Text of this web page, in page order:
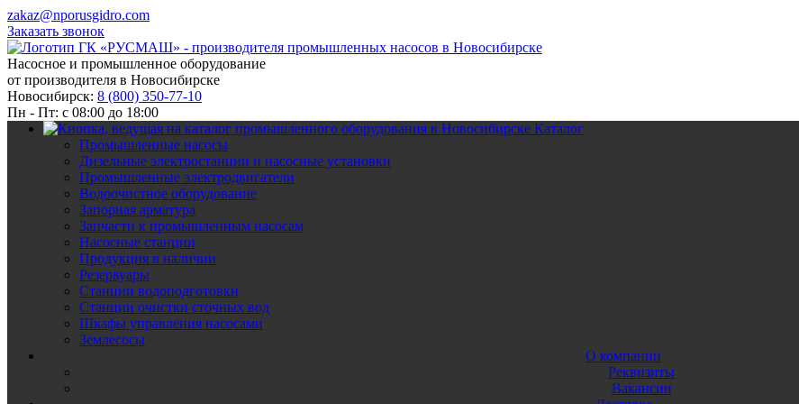
zakaz@nporusgidro.com
Заказать звонок
Насосное и промышленное оборудование
от производителя в Новосибирске
Новосибирск: 8 (800) 350-77-10
Пн - Пт: с 08:00 до 18:00
Каталог
Промышленные насосы
Дизельные электростанции и насосные установки
Промышленные электродвигатели
Водоочистное оборудование
Запорная арматура
Запчасти к промышленным насосам
Насосные станции
Продукция в наличии
Резервуары
Станции водоподготовки
Станции очистки сточных вод
Шкафы управления насосами
Землесосы
О компании
Реквизиты
Вакансии